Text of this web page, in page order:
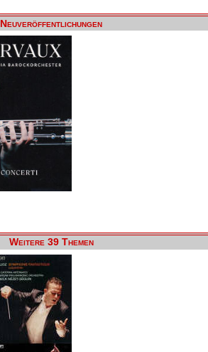
Neuveröffentlichungen
Weitere 39 Themen